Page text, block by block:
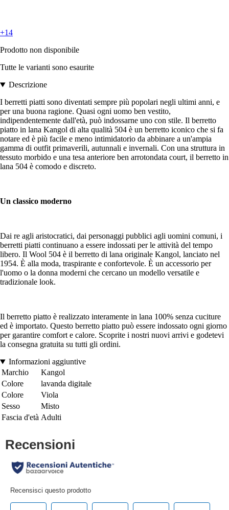
+14
Prodotto non disponibile
Tutte le varianti sono esaurite
Descrizione
I berretti piatti sono diventati sempre più popolari negli ultimi anni, e
per una buona ragione. Quasi ogni uomo ben vestito,
indipendentemente dall'età, può indossarne uno con stile. Il berretto
piatto in lana Kangol di alta qualità 504 è un berretto iconico che si fa
notare ed è più facile e meno intimidatorio da abbinare a un'ampia
gamma di outfit primaverili, autunnali e invernali. Con una struttura in
tessuto morbido e una tesa anteriore ben arrotondata court, il berretto in
lana 504 è comodo e discreto.
Un classico moderno
Dai re agli aristocratici, dai personaggi pubblici agli uomini comuni, i
berretti piatti continuano a essere indossati per le attività del tempo
libero. Il Wool 504 è il berretto di lana originale Kangol, lanciato nel
1954. È alla moda, traspirante e confortevole. È un accessorio per
l'uomo o la donna moderni che cercano un modello versatile e
tradizionale look.
Il berretto piatto è realizzato interamente in lana 100% senza cuciture
ed è importato. Questo berretto piatto può essere indossato ogni giorno
per garantire comfort e calore. Scoprite i nostri nuovi arrivi e godetevi
la consegna gratuita su tutti gli ordini.
Informazioni aggiuntive
Marchio
Kangol
Colore
lavanda digitale
Colore
Viola
Sesso
Misto
Fascia d'età Adulti